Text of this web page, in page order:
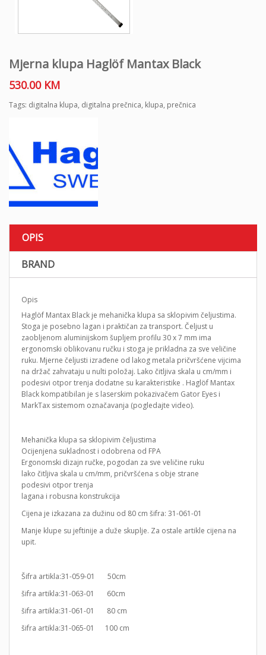
Mjerna klupa Haglöf Mantax Black
530.00 KM
Tags: digitalna klupa, digitalna prečnica, klupa, prečnica
OPIS
BRAND
Opis
Haglöf Mantax Black je mehanička klupa sa sklopivim čeljustima.
Stoga je posebno lagan i praktičan za transport. Čeljust u
zaobljenom aluminijskom šupljem profilu 30 x 7 mm ima
ergonomski oblikovanu ručku i stoga je prikladna za sve veličine
ruku. Mjerne čeljusti izrađene od lakog metala pričvršćene vijcima
na držač zahvataju u nulti položaj. Lako čitljiva skala u cm/mm i
podesivi otpor trenja dodatne su karakteristike . Haglöf Mantax
Black kompatibilan je s laserskim pokazivačem Gator Eyes i
MarkTax sistemom označavanja (pogledajte video).
Mehanička klupa sa sklopivim čeljustima
Ocijenjena sukladnost i odobrena od FPA
Ergonomski dizajn ručke, pogodan za sve veličine ruku
lako čitljiva skala u cm/mm, pričvršćena s obje strane
podesivi otpor trenja
lagana i robusna konstrukcija
Cijena je izkazana za dužinu od 80 cm šifra: 31-061-01
Manje klupe su jeftinije a duže skuplje. Za ostale artikle cijena na
upit.
Šifra artikla:31-059-01 50cm
šifra artikla:31-063-01 60cm
šifra artikla:31-061-01 80 cm
šifra artikla:31-065-01 100 cm